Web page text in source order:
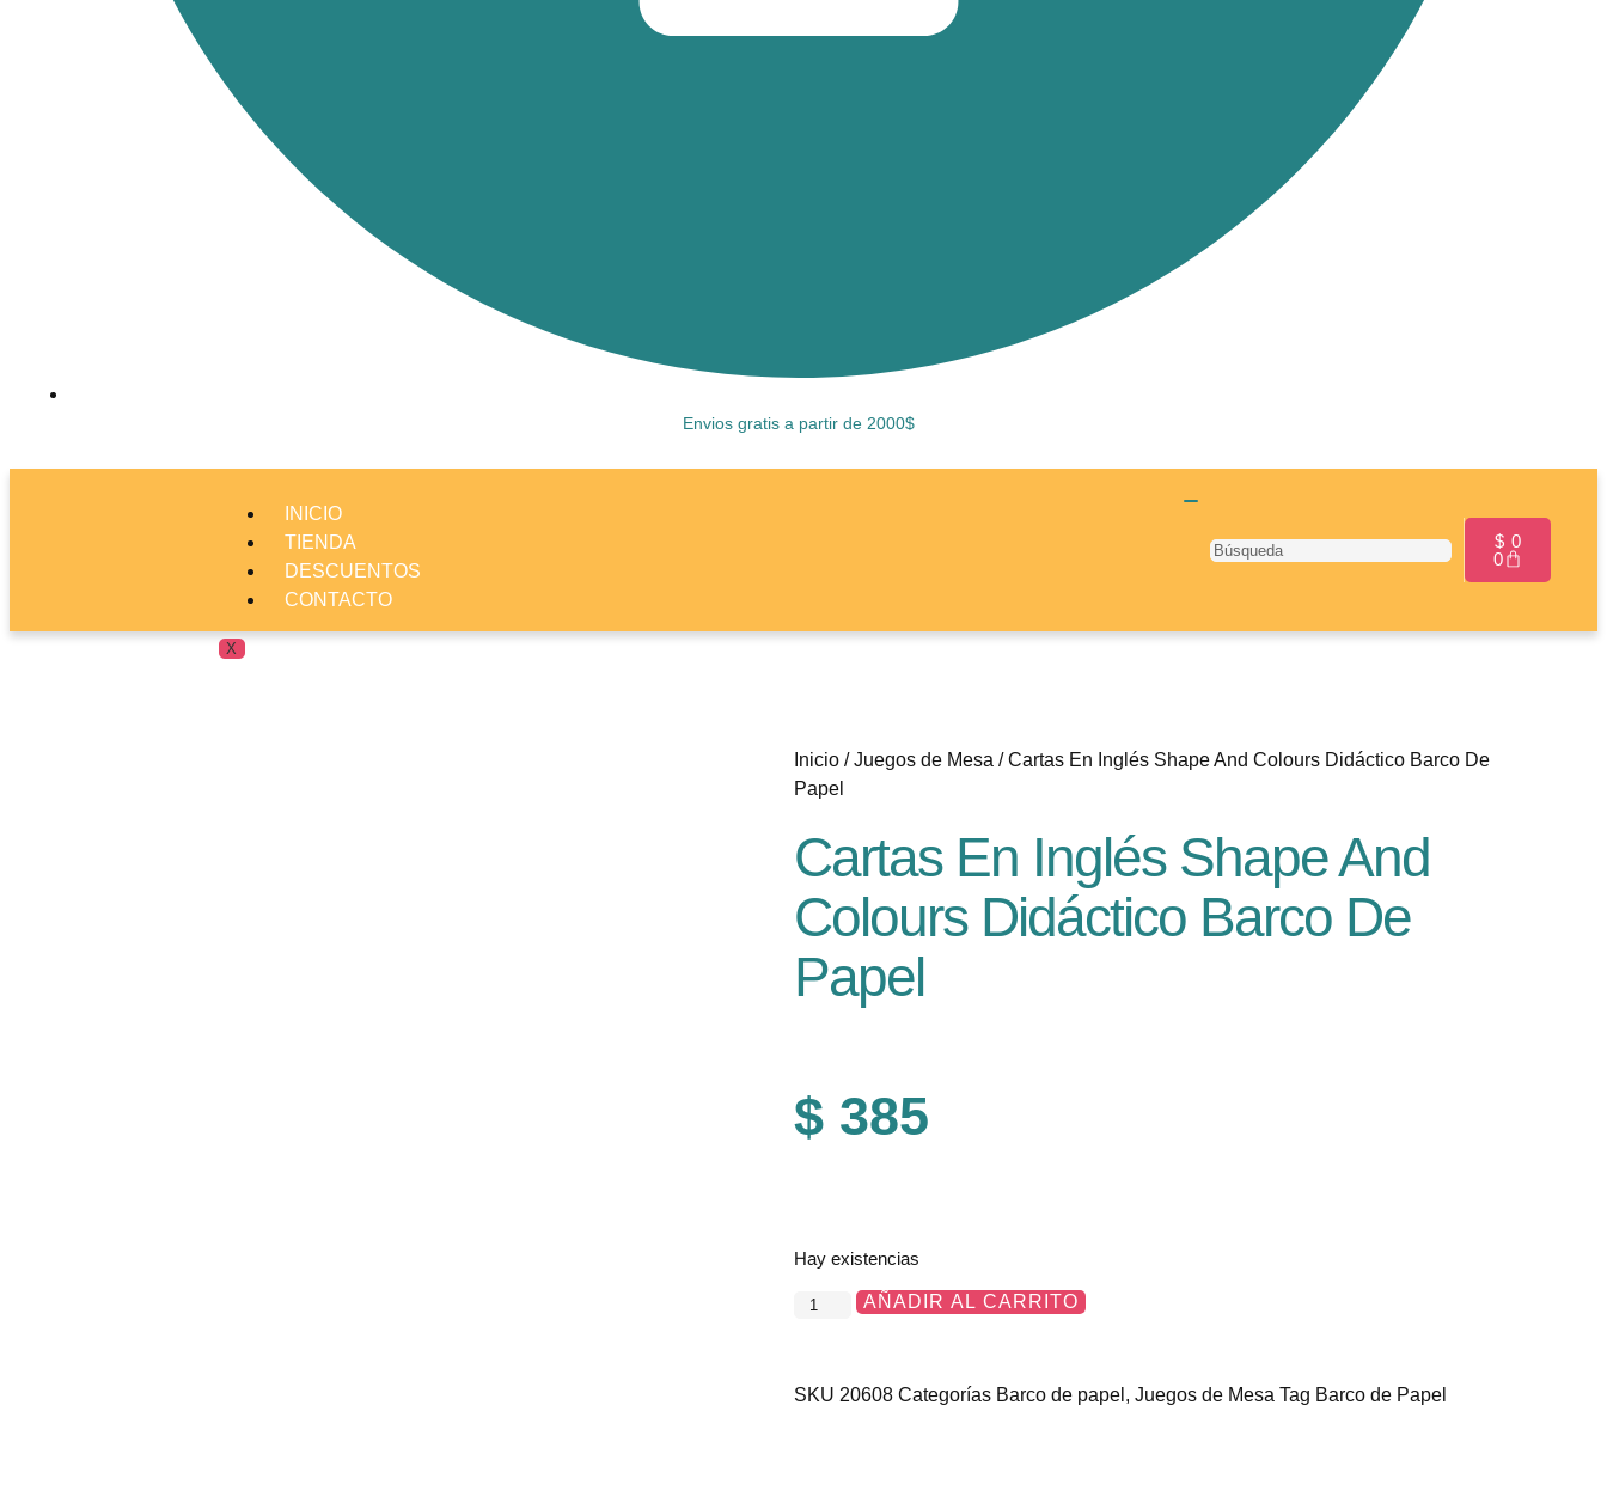
Envios gratis a partir de 2000$
INICIO
TIENDA
DESCUENTOS
CONTACTO
X
$ 0
0
Inicio /Juegos de Mesa / Cartas En Inglés Shape And Colours Didáctico Barco De
Papel
Cartas En Inglés Shape And
Colours Didáctico Barco De
Papel
$ 385
Hay existencias
AÑADIR AL CARRITO
SKU 20608 Categorías Barco de papel , Juegos de Mesa Tag Barco de Papel